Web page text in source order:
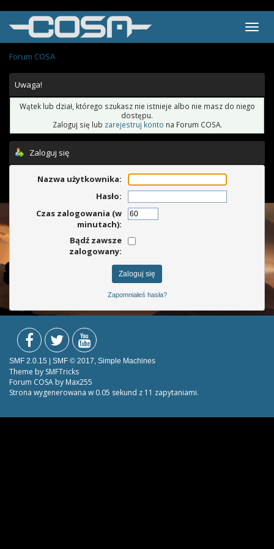
Forum COSA
Uwaga!
Wątek lub dział, którego szukasz nie istnieje albo nie masz do niego
dostępu.
Zaloguj się lub zarejestruj konto na Forum COSA.
Zaloguj się
Nazwa użytkownika:
Hasło:
Czas zalogowania (w
minutach):
Bądź zawsze
zalogowany:
Zapomniałeś hasła?
SMF 2.0.15 | SMF © 2017 Simple Machines
Theme by SMFTricks
Forum COSA by Max255
Strona wygenerowana w 0.05 sekund z 11 zapytaniami.